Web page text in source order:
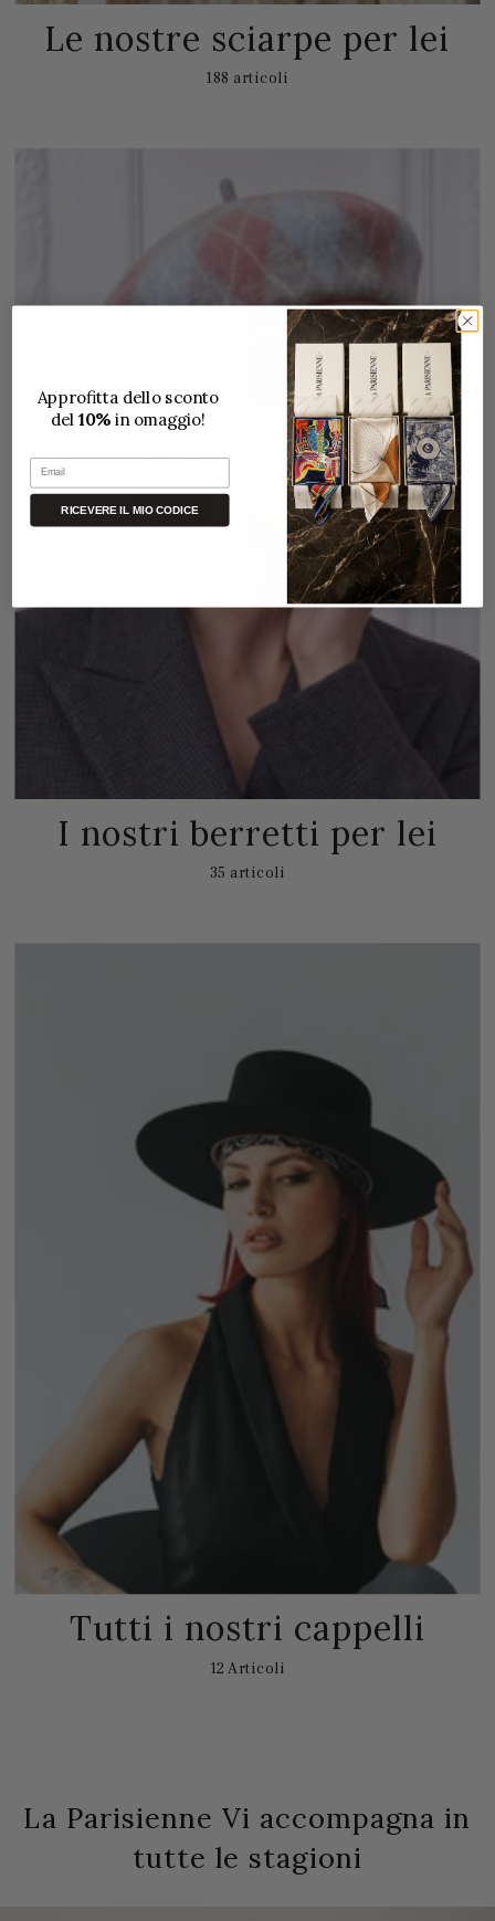
Le nostre sciarpe per lei
188 articoli
I nostri berretti per lei
35 articoli
Tutti i nostri cappelli
12 Articoli
La Parisienne Vi accompagna in
tutte le stagioni
Approfitta dello sconto
del10%in omaggio!
Email
RICEVERE IL MIO CODICE